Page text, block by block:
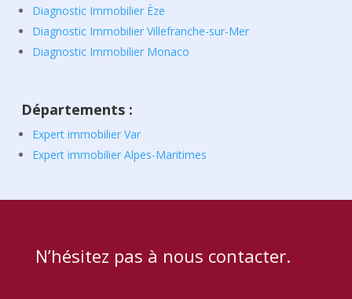
Diagnostic Immobilier Èze
Diagnostic Immobilier Villefranche-sur-Mer
Diagnostic Immobilier Monaco
Départements :
Expert immobilier Var
Expert immobilier Alpes-Maritimes
N’hésitez pas à nous contacter.